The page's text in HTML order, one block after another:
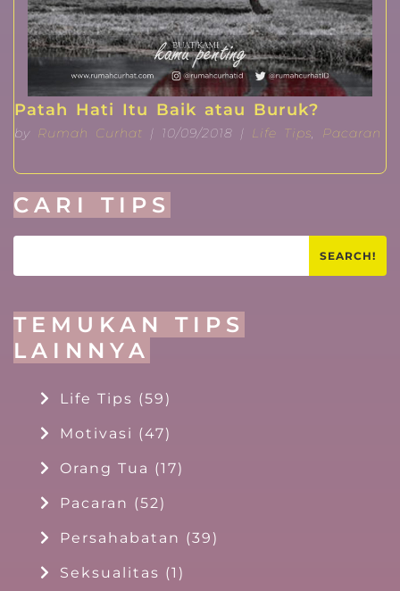
Patah Hati Itu Baik atau Buruk?
by Rumah Curhat | 10/09/2018 | Life Tips, Pacaran
CARI TIPS
SEARCH!
TEMUKAN TIPS
LAINNYA
Life Tips (59)
Motivasi (47)
Orang Tua (17)
Pacaran (52)
Persahabatan (39)
Seksualitas (1)